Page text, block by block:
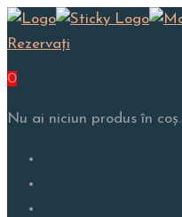
Rezervați
0
Nu ai niciun produs în coș.